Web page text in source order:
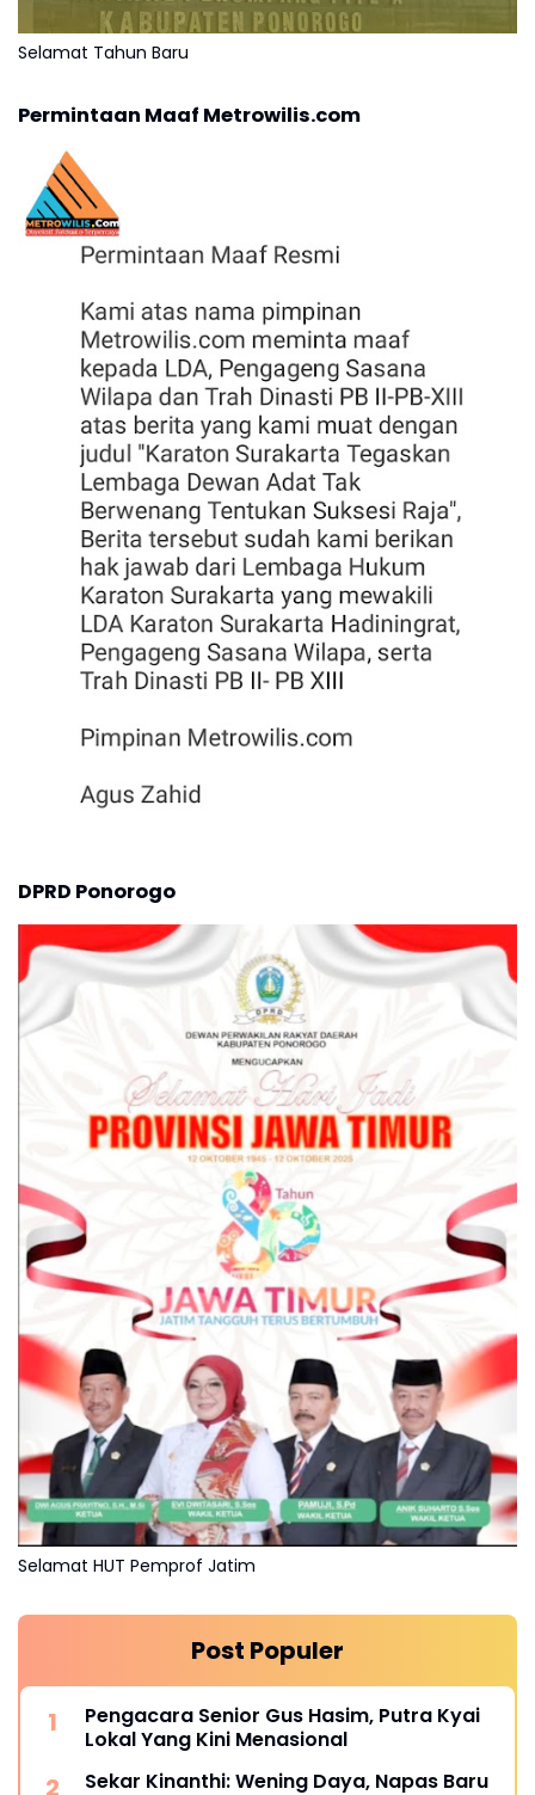
Selamat Tahun Baru
Permintaan Maaf Metrowilis.com
DPRD Ponorogo
Selamat HUT Pemprof Jatim
Post Populer
Pengacara Senior Gus Hasim, Putra Kyai
Lokal Yang Kini Menasional
Sekar Kinanthi: Wening Daya, Napas Baru